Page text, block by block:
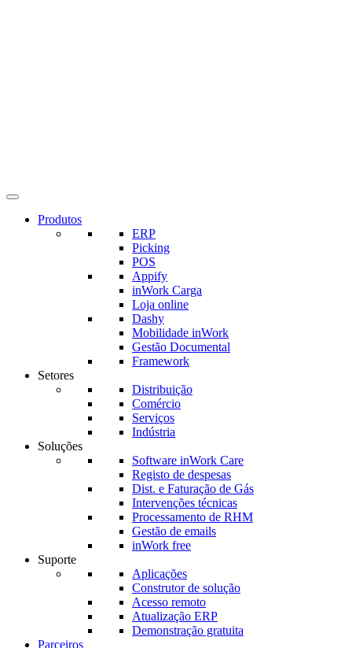
Produtos
ERP
Picking
POS
Appify
inWork Carga
Loja online
Dashy
Mobilidade inWork
Gestão Documental
Framework
Setores
Distribuição
Comércio
Serviços
Indústria
Soluções
Software inWork Care
Registo de despesas
Dist. e Faturação de Gás
Intervenções técnicas
Processamento de RHM
Gestão de emails
inWork free
Suporte
Aplicações
Construtor de solução
Acesso remoto
Atualização ERP
Demonstração gratuita
Parceiros